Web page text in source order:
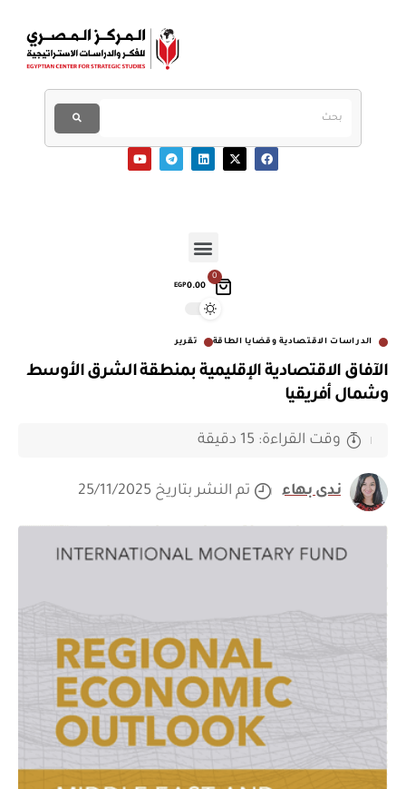
0
EGP0.00
الدراسات الاقتصادية وقضايا الطاقة تقرير
الآفاق الاقتصادية الإقليمية بمنطقة الشرق الأوسط
وشمال أفريقيا
ندى بهاء تم النشر بتاريخ 25/11/2025
وقت القراءة: 15 دقيقة